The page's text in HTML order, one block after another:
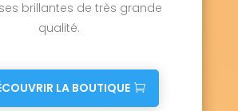
brillantes de très grande
qualité.
LA BOUTIQUE